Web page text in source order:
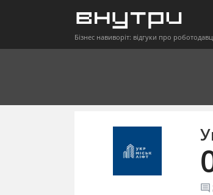
Бізнес навиворіт: відгуки про
comment